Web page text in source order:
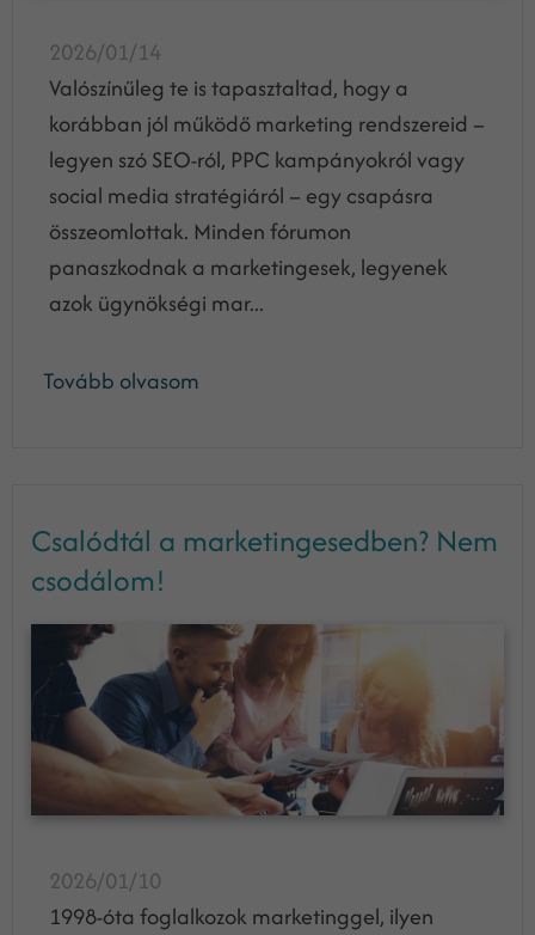
2026/01/14
Valószínűleg te is tapasztaltad, hogy a
korábban jól működő marketing rendszereid –
legyen szó SEO-ról, PPC kampányokról vagy
social media stratégiáról – egy csapásra
összeomlottak. Minden fórumon
panaszkodnak a marketingesek, legyenek
azok ügynökségi mar...
Tovább olvasom
Csalódtál a marketingesedben? Nem
csodálom!
2026/01/10
1998-óta foglalkozok marketinggel, ilyen